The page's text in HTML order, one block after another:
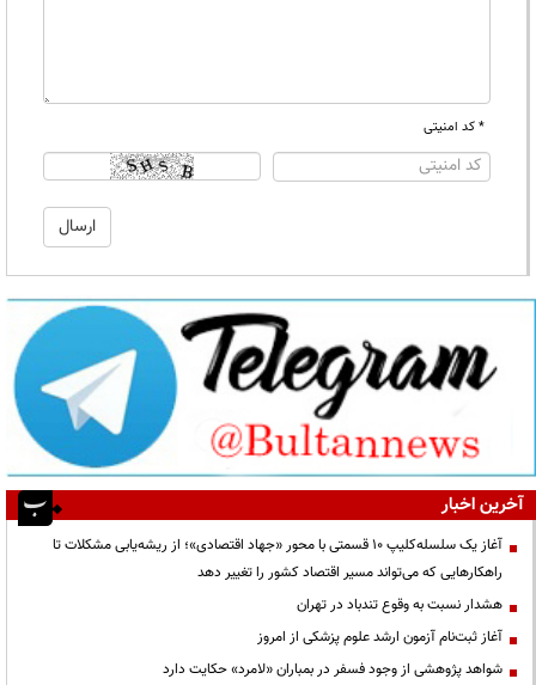
* کد امنیتی
آخرین اخبار
آغاز یک سلسله‌کلیپ ۱۰ قسمتی با محور «جهاد اقتصادی»؛ از ریشه‌یابی مشکلات تا
راهکارهایی که می‌تواند مسیر اقتصاد کشور را تغییر دهد
هشدار نسبت به وقوع تندباد در تهران
آغاز ثبت‌نام آزمون ارشد علوم پزشکی از امروز
شواهد پژوهشی از وجود فسفر در بمباران «لامرد» حکایت دارد